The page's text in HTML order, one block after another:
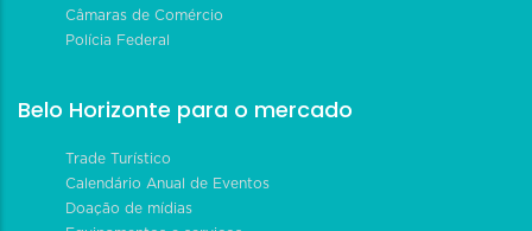
Câmaras de Comércio
Polícia Federal
Belo Horizonte para o mercado
Trade Turístico
Calendário Anual de Eventos
Doação de mídias